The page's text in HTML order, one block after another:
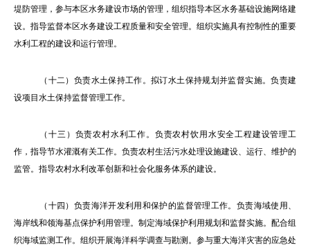
堤防管理，参与本区水务建设市场的管理，组织指导本区水务基础设施网络建
设。指导监督本区水务建设工程质量和安全管理。组织实施具有控制性的重要
水利工程的建设和运行管理。
（十二）负责水土保持工作。拟订水土保持规划并监督实施。负责建
设项目水土保持监督管理工作。
（十三）负责农村水利工作。负责农村饮用水安全工程建设管理工
作，指导节水灌溉有关工作。负责农村生活污水处理设施建设、运行、维护的
监管。指导农村水利改革创新和社会化服务体系的建设。
（十四）负责海洋开发利用和保护的监督管理工作。负责海域使用、
海岸线和领海基点保护利用管理。制定海域保护利用规划和监督实施。配合组
织海域监测工作。组织开展海洋科学调查与勘测。参与重大海洋灾害的应急处